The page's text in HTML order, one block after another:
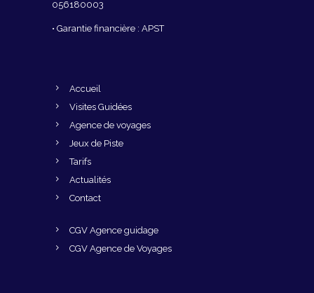
056180003
• Garantie financière : APST
Accueil
Visites Guidées
Agence de voyages
Jeux de Piste
Tarifs
Actualités
Contact
CGV Agence guidage
CGV Agence de Voyages